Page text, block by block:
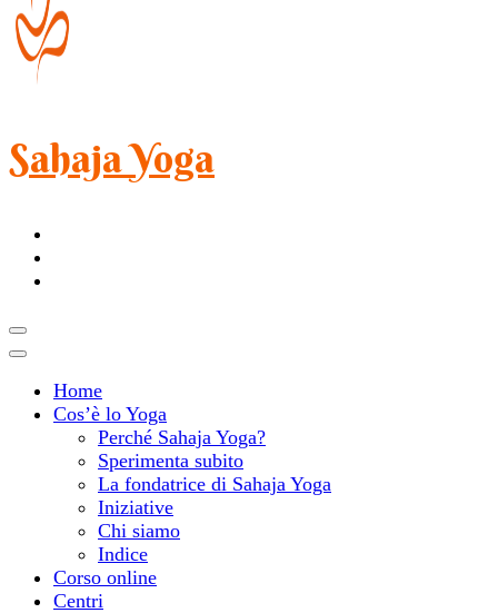
Sahaja Yoga
Home
Cos’è lo Yoga
Perché Sahaja Yoga?
Sperimenta subito
La fondatrice di Sahaja Yoga
Iniziative
Chi siamo
Indice
Corso online
Centri